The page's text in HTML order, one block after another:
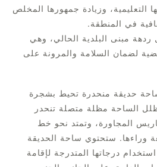
التعليمية، وزيادة جمهورها المخلص
في المنطقة.
مبنى البلدية الحالي، وهي
لضمان السلامة والمرونة على
حديقة منحدرة تحيط بشجرة
الساحة مظلة متصلة تنحدر
المجاورة، وتمتد نحو خط
وراءها. ستحتوي ساحة الحديقة
درجاتها المتدرجة لإقامة